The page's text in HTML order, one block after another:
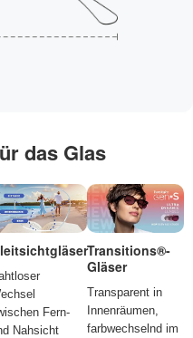
das Glas
Fern-
Nahsicht
Transitions®-
Gläser
Transparent in
Innenräumen,
farbwechselnd im